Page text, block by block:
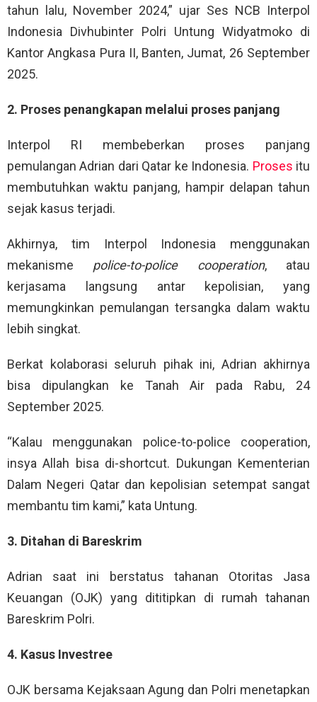
tahun lalu, November 2024,” ujar Ses NCB Interpol
Indonesia Divhubinter Polri Untung Widyatmoko di
Kantor Angkasa Pura II, Banten, Jumat, 26 September
2025.
2. Proses penangkapan melalui proses panjang
Interpol RI membeberkan proses panjang
pemulangan Adrian dari Qatar ke Indonesia. Proses itu
membutuhkan waktu panjang, hampir delapan tahun
sejak kasus terjadi.
Akhirnya, tim Interpol Indonesia menggunakan
mekanisme police-to-police cooperation, atau
kerjasama langsung antar kepolisian, yang
memungkinkan pemulangan tersangka dalam waktu
lebih singkat.
Berkat kolaborasi seluruh pihak ini, Adrian akhirnya
bisa dipulangkan ke Tanah Air pada Rabu, 24
September 2025.
“Kalau menggunakan police-to-police cooperation,
insya Allah bisa di-shortcut. Dukungan Kementerian
Dalam Negeri Qatar dan kepolisian setempat sangat
membantu tim kami,” kata Untung.
3. Ditahan di Bareskrim
Adrian saat ini berstatus tahanan Otoritas Jasa
Keuangan (OJK) yang dititipkan di rumah tahanan
Bareskrim Polri.
4. Kasus Investree
OJK bersama Kejaksaan Agung dan Polri menetapkan